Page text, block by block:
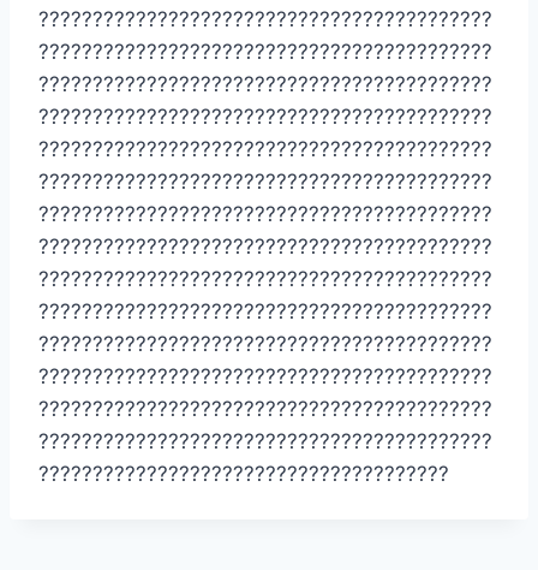
??????????????????????????????????????????
??????????????????????????????????????????
??????????????????????????????????????????
??????????????????????????????????????????
??????????????????????????????????????????
??????????????????????????????????????????
??????????????????????????????????????????
??????????????????????????????????????????
??????????????????????????????????????????
??????????????????????????????????????????
??????????????????????????????????????????
??????????????????????????????????????????
??????????????????????????????????????????
??????????????????????????????????????????
??????????????????????????????????????